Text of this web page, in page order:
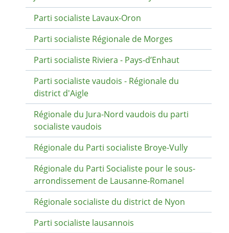
Parti socialiste Lavaux-Oron
Parti socialiste Régionale de Morges
Parti socialiste Riviera - Pays-d’Enhaut
Parti socialiste vaudois - Régionale du
district d'Aigle
Régionale du Jura-Nord vaudois du parti
socialiste vaudois
Régionale du Parti socialiste Broye-Vully
Régionale du Parti Socialiste pour le sous-
arrondissement de Lausanne-Romanel
Régionale socialiste du district de Nyon
Parti socialiste lausannois